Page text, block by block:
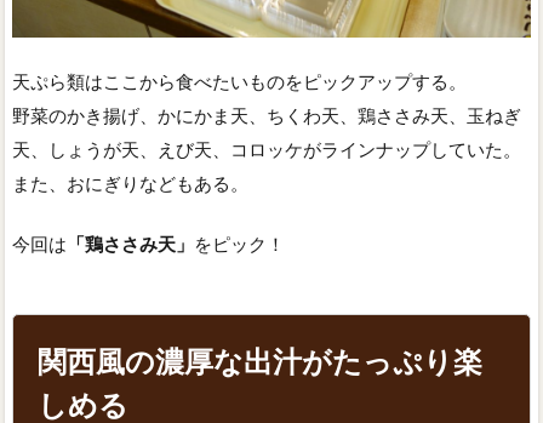
天ぷら類はここから食べたいものをピックアップする。
野菜のかき揚げ、かにかま天、ちくわ天、鶏ささみ天、玉ねぎ
天、しょうが天、えび天、コロッケがラインナップしていた。
また、おにぎりなどもある。
今回は 「鶏ささみ天」 をピック！
関西風の濃厚な出汁がたっぷり楽
しめる